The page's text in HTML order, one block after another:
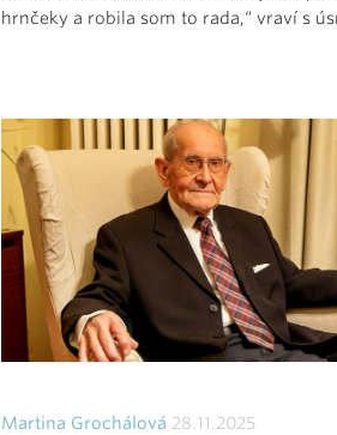
hrnčeky a robila som to rada,“ vraví s
Martina Grochálová 28.11.2025